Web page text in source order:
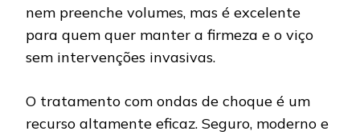
nem preenche volumes, mas é excelente
para quem quer manter a firmeza e o viço
sem intervenções invasivas.
O tratamento com ondas de choque é um
recurso altamente eficaz. Seguro, moderno e